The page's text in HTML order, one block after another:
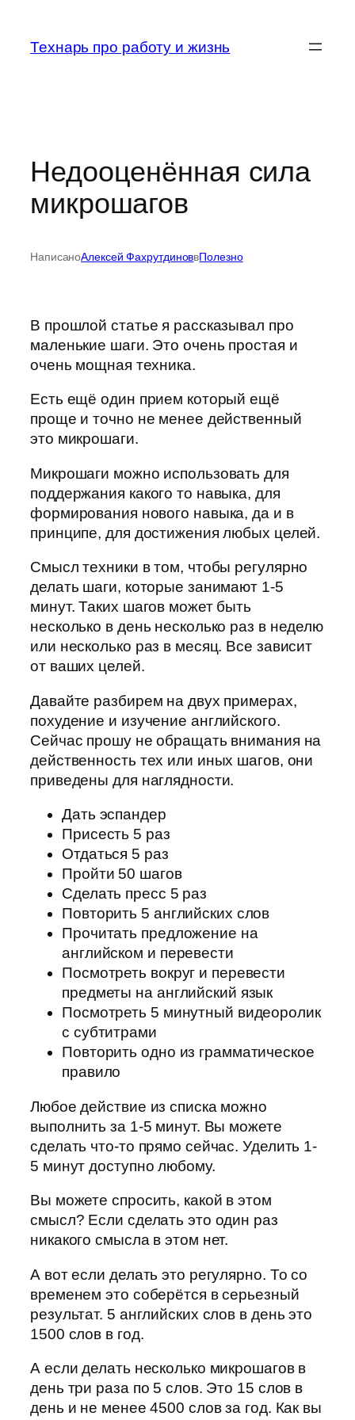
содержимому
Технарь про работу и жизнь
Недооценённая сила
микрошагов
НаписаноАлексей ФахрутдиноввПолезно
В прошлой статье я рассказывал про
маленькие шаги. Это очень простая и
очень мощная техника.
Есть ещё один прием который ещё
проще и точно не менее действенный
это микрошаги.
Микрошаги можно использовать для
поддержания какого то навыка, для
формирования нового навыка, да и в
принципе, для достижения любых целей.
Смысл техники в том, чтобы регулярно
делать шаги, которые занимают 1-5
минут. Таких шагов может быть
несколько в день несколько раз в неделю
или несколько раз в месяц. Все зависит
от ваших целей.
Давайте разбирем на двух примерах,
похудение и изучение английского.
Сейчас прошу не обращать внимания на
действенность тех или иных шагов, они
приведены для наглядности.
Дать эспандер
Присесть 5 раз
Отдаться 5 раз
Пройти 50 шагов
Сделать пресс 5 раз
Повторить 5 английских слов
Прочитать предложение на
английском и перевести
Посмотреть вокруг и перевести
предметы на английский язык
Посмотреть 5 минутный видеоролик
с субтитрами
Повторить одно из грамматическое
правило
Любое действие из списка можно
выполнить за 1-5 минут. Вы можете
сделать что-то прямо сейчас. Уделить 1-
5 минут доступно любому.
Вы можете спросить, какой в этом
смысл? Если сделать это один раз
никакого смысла в этом нет.
А вот если делать это регулярно. То со
временем это соберётся в серьезный
результат. 5 английских слов в день это
1500 слов в год.
А если делать несколько микрошагов в
день три раза по 5 слов. Это 15 слов в
день и не менее 4500 слов за год. Как вы